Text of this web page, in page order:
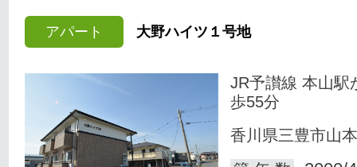
アパート 大野ハイツ１号地
JR予讃線 本山駅
歩55分
香川県三豊市山